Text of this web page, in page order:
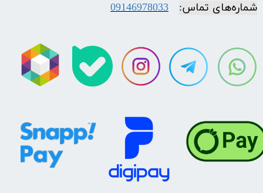
شماره‌‌های تماس:
09146978033